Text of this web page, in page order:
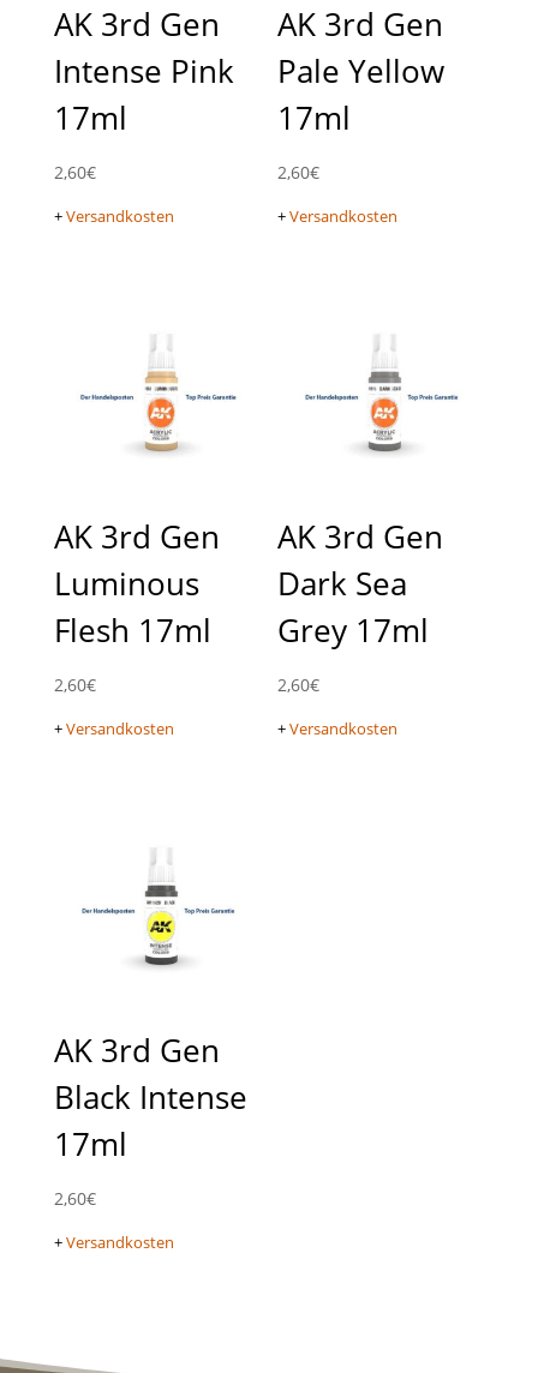
AK 3rd Gen
Intense Pink
17ml
2,60€
+Versandkosten
AK 3rd Gen
Pale Yellow
17ml
2,60€
+Versandkosten
AK 3rd Gen
Luminous
Flesh 17ml
2,60€
+Versandkosten
AK 3rd Gen
Dark Sea
Grey 17ml
2,60€
+Versandkosten
AK 3rd Gen
Black Intense
17ml
2,60€
+Versandkosten